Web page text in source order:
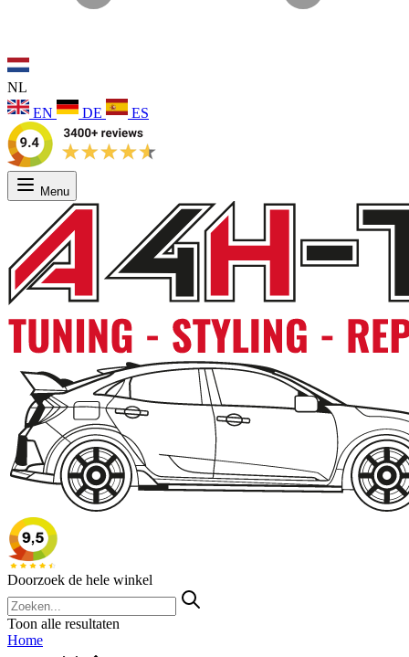
NL
EN
DE ES
Menu
Doorzoek de hele winkel
Toon alle resultaten
Home